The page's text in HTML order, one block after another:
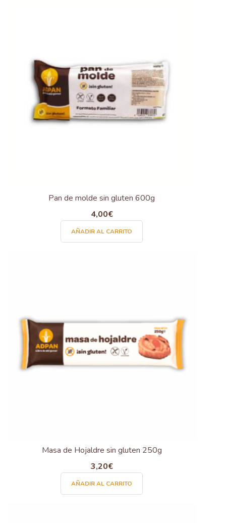
Pan de molde sin gluten 600g
4,00€
AÑADIR AL CARRITO
Masa de Hojaldre sin gluten 250g
3,20€
AÑADIR AL CARRITO